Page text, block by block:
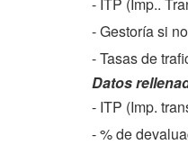
- Gestoría si
-Tasas de
Datos
- ITP (Imp.
- % de